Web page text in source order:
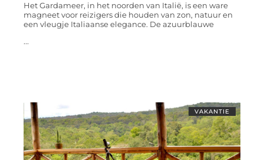
Het Gardameer, in het noorden van Italië, is een ware
magneet voor reizigers die houden van zon, natuur en
een vleugje Italiaanse elegance. De azuurblauwe
...
VAKANTIE